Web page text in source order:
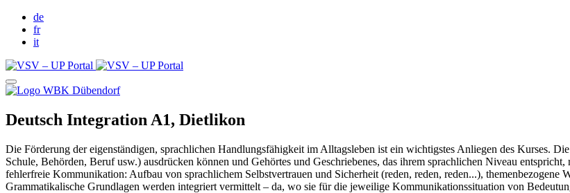
de
fr
it
Deutsch Integration A1, Dietlikon
Die Förderung der eigenständigen, sprachlichen Handlungsfähigkeit im Alltagsleben ist ein wichtigstes Anliegen des Kurses.
Schule, Behörden, Beruf usw.) ausdrücken können und Gehörtes und Geschriebenes, das ihrem sprachlichen Niveau
fehlerfreie Kommunikation: Aufbau von sprachlichem Selbstvertrauen und Sicherheit (reden, reden, reden...), themenbezogene
Grammatikalische Grundlagen werden integriert vermittelt – da, wo sie für die jeweilige Kommunikationssituation von